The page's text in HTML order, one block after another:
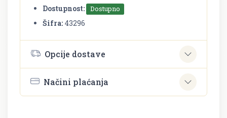
Dostupnost:
Dostupno
Šifra: 43296
Opcije dostave
Načini plaćanja